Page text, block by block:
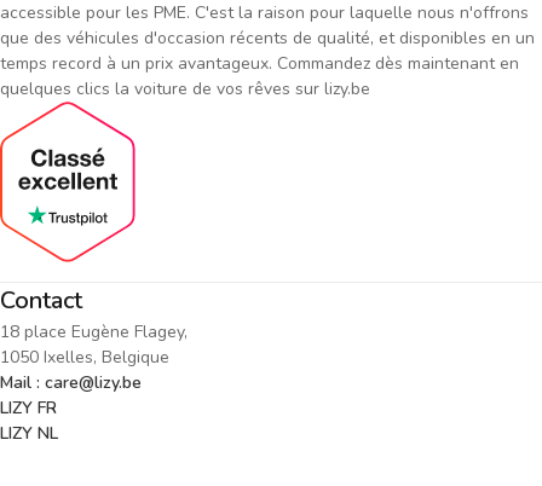
accessible pour les PME. C'est la raison pour laquelle nous n'offrons
que des véhicules d'occasion récents de qualité, et disponibles en un
temps record à un prix avantageux. Commandez dès maintenant en
quelques clics la voiture de vos rêves sur lizy.be
Contact
18 place Eugène Flagey,
1050 Ixelles, Belgique
Mail : care@lizy.be
LIZY FR
LIZY NL